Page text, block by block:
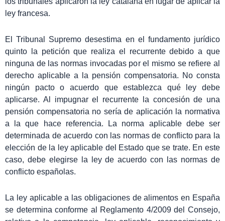
ley francesa.
El Tribunal Supremo desestima en el fundamento jurídico
quinto la petición que realiza el recurrente debido a que
ninguna de las normas invocadas por el mismo se refiere al
derecho aplicable a la pensión compensatoria. No consta
ningún pacto o acuerdo que establezca qué ley debe
aplicarse. Al impugnar el recurrente la concesión de una
pensión compensatoria no sería de aplicación la normativa
a la que hace referencia. La norma aplicable debe ser
determinada de acuerdo con las normas de conflicto para la
elección de la ley aplicable del Estado que se trate. En este
caso, debe elegirse la ley de acuerdo con las normas de
conflicto españolas.
La ley aplicable a las obligaciones de alimentos en España
se determina conforme al Reglamento 4/2009 del Consejo,